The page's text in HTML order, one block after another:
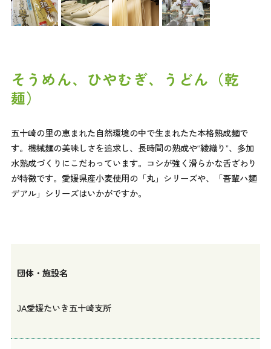
そうめん、ひやむぎ、うどん（乾
麺）
五十崎の里の恵まれた自然環境の中で生まれたた本格熟成麺で
す。機械麺の美味しさを追求し、長時間の熟成や“綾織り”、多加
水熟成づくりにこだわっています。コシが強く滑らかな舌ざわり
が特徴です。愛媛県産小麦使用の「丸」シリーズや、「吾輩ハ麺
デアル」シリーズはいかがですか。
団体・施設名
JA愛媛たいき五十崎支所